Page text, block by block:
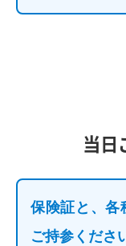
当日
保険証と、各
ご持参くださ